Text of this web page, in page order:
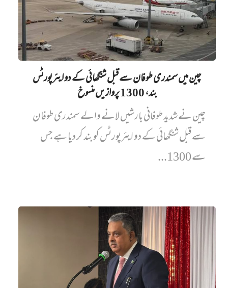
چین میں‌ سمندری طوفان سے قبل شنگھائی کے دو ایئرپورٹس
بند، 1300 پروازیں‌ منسوخ
چین نے شدید طوفانی بارشیں لانے والے سمندری طوفان
سے قبل شنگھائی کے دو ایئرپورٹس کو بند کر دیا ہے جس
سے 1300...